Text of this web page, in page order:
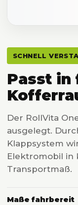
SCHNELL
Passt in
Der RollVita
ausgelegt.
Klappsystem
Elektromobil in
Transportmaß.
Maße fahrbereit